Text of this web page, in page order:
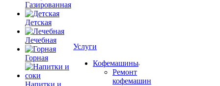
Газированная
Детская
Лечебная
Горная
Напитки и
Услуги
Кофемашины
Ремонт
кофемашин